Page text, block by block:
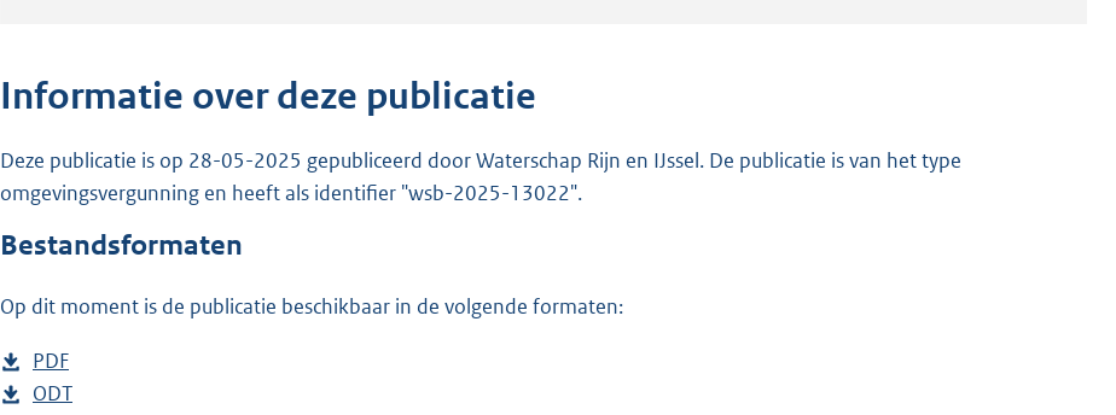
d
Informatie over deze publicatie
Deze publicatie is op 28-05-2025 gepubliceerd door Waterschap Rijn en IJssel. De publicatie is van het type
omgevingsvergunning en heeft als identifier "wsb-2025-13022".
Bestandsformaten
Op dit moment is de publicatie beschikbaar in de volgende formaten:
D
o
PDF
e
D
ODT